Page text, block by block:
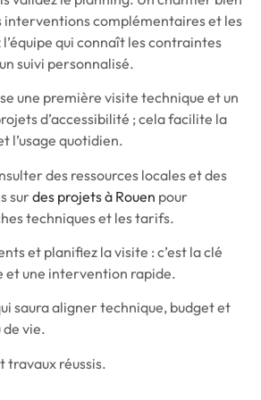
interventions complémentaires et les
qui connaît les contraintes
suivi personnalisé.
une première visite technique et un
d’accessibilité ; cela facilite la
l’usage quotidien.
des ressources locales et des
surdes projets à Rouen pour
techniques et les tarifs.
et planifiez la visite : c’est la clé
et une intervention rapide.
saura aligner technique, budget et
vie.
travaux réussis.